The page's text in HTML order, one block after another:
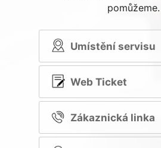
pomůžeme.
Umístění servisu
Web Ticket
Zákaznická linka